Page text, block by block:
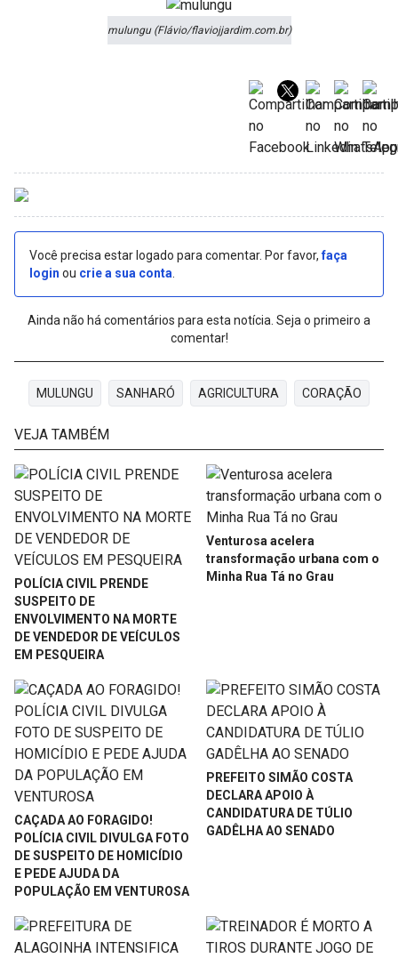
mulungu (Flávio/flaviojjardim.com.br)
Você precisa estar logado para comentar. Por favor,faça
login ou crie a sua conta
Ainda não há comentários para esta notícia. Seja o primeiro a
comentar!
MULUNGU SANHARÓ AGRICULTURA CORAÇÃO
VEJA TAMBÉM
POLÍCIA CIVIL PRENDE
SUSPEITO DE
ENVOLVIMENTO NA MORTE
DE VENDEDOR DE VEÍCULOS
EM PESQUEIRA
Venturosa acelera
transformação urbana com o
Minha Rua Tá no Grau
CAÇADA AO FORAGIDO!
POLÍCIA CIVIL DIVULGA FOTO
DE SUSPEITO DE HOMICÍDIO
E PEDE AJUDA DA
POPULAÇÃO EM VENTUROSA
PREFEITO SIMÃO COSTA
DECLARA APOIO À
CANDIDATURA DE TÚLIO
GADÊLHA AO SENADO